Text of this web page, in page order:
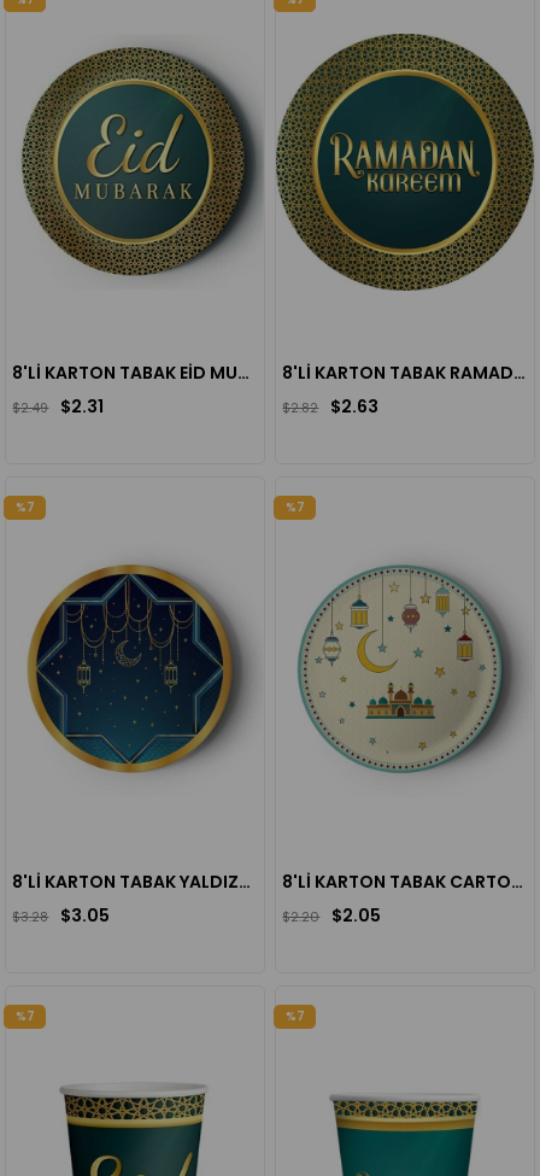
8'Lİ KARTON TABAK EİD MUBARAK
$2.31
$2.49
8'Lİ KARTON TABAK RAMADAN KAREEM
$2.63
$2.82
8'Lİ KARTON TABAK YALDIZLI RAMAZAN LACİVERT TEMA
$3.05
$3.28
%7
8'Lİ KARTON TABAK CARTOON RAMAZAN
$2.05
$2.20
%7
%7 %7